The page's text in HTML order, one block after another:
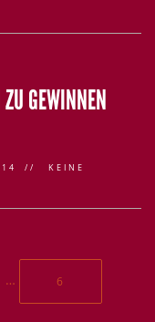
GEWINNEN
KEINE
… 6